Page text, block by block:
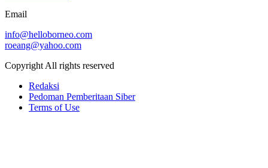
Email
info@helloborneo.com
roeang@yahoo.com
Copyright All rights reserved
Redaksi
Pedoman Pemberitaan Siber
Terms of Use